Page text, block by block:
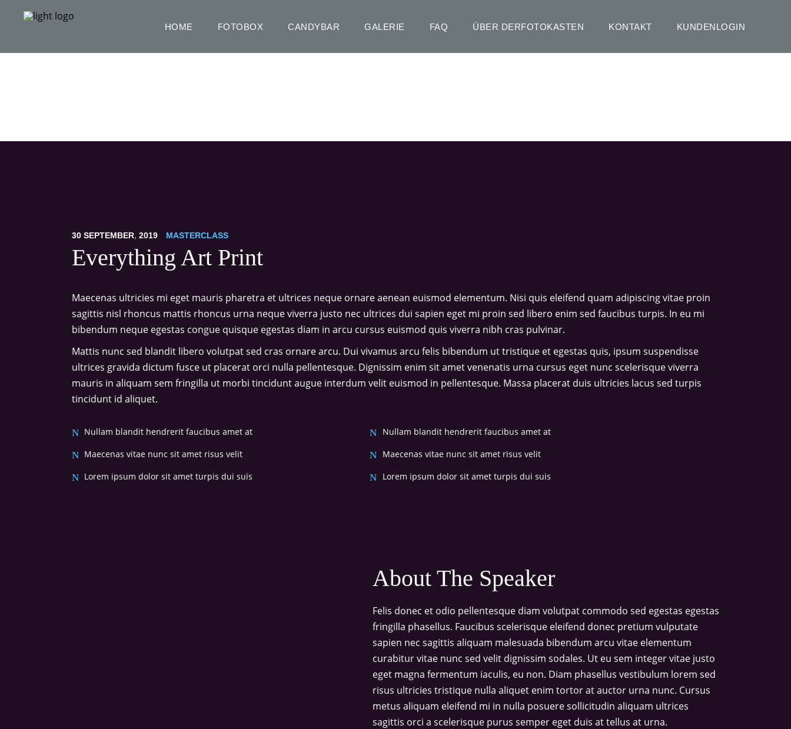
HOME FOTOBOX CANDYBAR GALERIE FAQ ÜBER DERFOTOKASTEN KONTAKT KUNDENLOGIN
30 SEPTEMBER, 2019 MASTERCLASS
Everything Art Print
Maecenas ultricies mi eget mauris pharetra et ultrices neque ornare aenean euismod elementum. Nisi quis eleifend quam adipiscing vitae proin
sagittis nisl rhoncus mattis rhoncus urna neque viverra justo nec ultrices dui sapien eget mi proin sed libero enim sed faucibus turpis. In eu mi
bibendum neque egestas congue quisque egestas diam in arcu cursus euismod quis viverra nibh cras pulvinar.
Mattis nunc sed blandit libero volutpat sed cras ornare arcu. Dui vivamus arcu felis bibendum ut tristique et egestas quis, ipsum suspendisse
ultrices gravida dictum fusce ut placerat orci nulla pellentesque. Dignissim enim sit amet venenatis urna cursus eget nunc scelerisque viverra
mauris in aliquam sem fringilla ut morbi tincidunt augue interdum velit euismod in pellentesque. Massa placerat duis ultricies lacus sed turpis
tincidunt id aliquet.
Nullam blandit hendrerit faucibus amet at
Maecenas vitae nunc sit amet risus velit
Lorem ipsum dolor sit amet turpis dui suis
Nullam blandit hendrerit faucibus amet at
Maecenas vitae nunc sit amet risus velit
Lorem ipsum dolor sit amet turpis dui suis
About The Speaker
Felis donec et odio pellentesque diam volutpat commodo sed egestas egestas
fringilla phasellus. Faucibus scelerisque eleifend donec pretium vulputate
sapien nec sagittis aliquam malesuada bibendum arcu vitae elementum
curabitur vitae nunc sed velit dignissim sodales. Ut eu sem integer vitae justo
eget magna fermentum iaculis, eu non. Diam phasellus vestibulum lorem sed
risus ultricies tristique nulla aliquet enim tortor at auctor urna nunc. Cursus
metus aliquam eleifend mi in nulla posuere sollicitudin aliquam ultrices
sagittis orci a scelerisque purus semper eget duis at tellus at urna.